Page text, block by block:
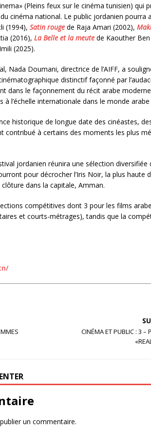
(Pleins feux sur le cinéma tunisien) qui
cinéma national. Le public jordanien pourra
(1994), Satin rouge de Raja Amari (2002),
(2016), La Belle et la meute de Kaouther
(2025).
Nada Doumani, directrice de l’AIFF, a
distinctif façonné par
dans le façonnement du récit arabe
à l’échelle internationale dans le monde arabe
historique de longue date des cinéastes,
contribué à certains des moments les plus
jordanien réunira une sélection diversifiée
pour décrocher l’Iris Noir, la plus haute
dans la capitale, Amman.
compétitives dont 3 pour les films
et courts-métrages), tandis que la
CINÉMA ET PUBLIC : 3 –
un commentaire.